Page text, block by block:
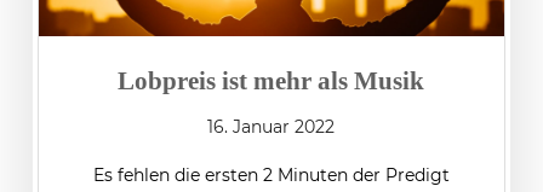
Lobpreis ist mehr als Musik
16. Januar 2022
Es fehlen die ersten 2 Minuten der Predigt